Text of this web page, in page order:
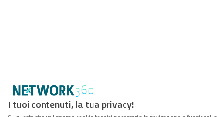
I tuoi contenuti, la tua privacy!